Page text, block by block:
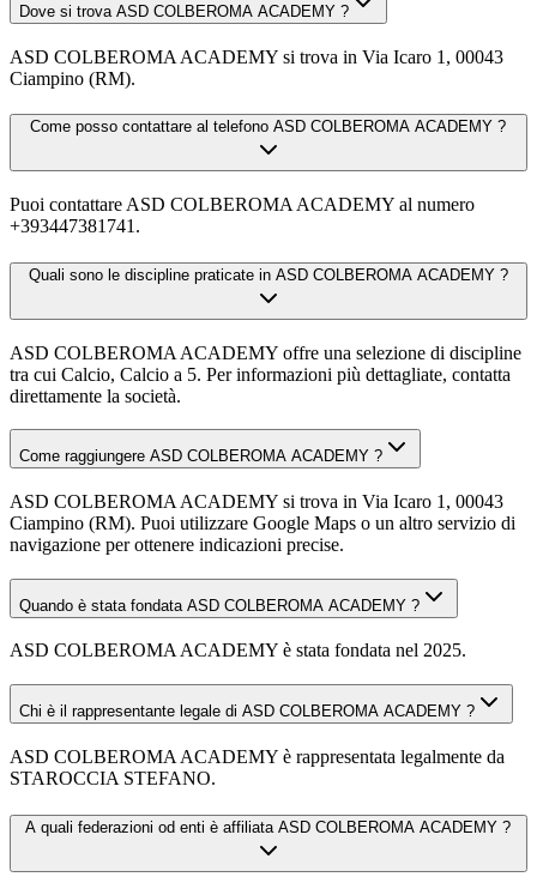
Dove si trova ASD COLBEROMA ACADEMY ?
ASD COLBEROMA ACADEMY si trova in Via Icaro 1, 00043
Ciampino (RM).
Come posso contattare al telefono ASD COLBEROMA ACADEMY ?
Puoi contattare ASD COLBEROMA ACADEMY al numero
+393447381741.
Quali sono le discipline praticate in ASD COLBEROMA ACADEMY ?
ASD COLBEROMA ACADEMY offre una selezione di discipline
tra cui Calcio, Calcio a 5. Per informazioni più dettagliate, contatta
direttamente la società.
Come raggiungere ASD COLBEROMA ACADEMY ?
ASD COLBEROMA ACADEMY si trova in Via Icaro 1, 00043
Ciampino (RM). Puoi utilizzare Google Maps o un altro servizio di
navigazione per ottenere indicazioni precise.
Quando è stata fondata ASD COLBEROMA ACADEMY ?
ASD COLBEROMA ACADEMY è stata fondata nel 2025.
Chi è il rappresentante legale di ASD COLBEROMA ACADEMY ?
ASD COLBEROMA ACADEMY è rappresentata legalmente da
STAROCCIA STEFANO.
A quali federazioni od enti è affiliata ASD COLBEROMA ACADEMY ?